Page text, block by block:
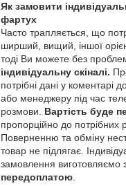
Як замовити
фартух
Часто трапляється, що
ширший, вищий, іншої
тоді Ви можете без
індивідуальну скіналі.
потрібні дані у коментарі
або менеджеру під час
розмови. Вартість буде
пропорційно до потрібних
Поверненню та обміну
товар не підлягає.
замовлення виготовляємо
передоплатою.